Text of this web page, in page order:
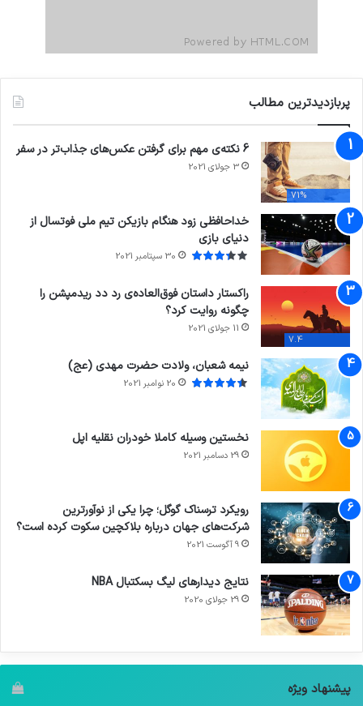
پربازدیدترین مطالب
71%
6 نکته‌ی مهم برای گرفتن عکس‌های جذاب‌تر در سفر
3 جولای 2021
خداحافظی زود هنگام بازیکن تیم ملی فوتسال از
دنیای بازی
30 سپتامبر 2021
7.4
راکستار داستان فوق‌العاده‌ی رد دد ریدمپشن را
چگونه روایت کرد؟
11 جولای 2021
نیمه شعبان، ولادت حضرت مهدی (عج)
20 نوامبر 2021
نخستین وسیله کاملا خودران نقلیه اپل
29 دسامبر 2021
رویکرد ترسناک گوگل؛ چرا یکی از نوآورترین
شرکت‌های جهان درباره بلاکچین سکوت کرده است؟
9 آگوست 2021
نتایج دیدار‌های لیگ بسکتبال NBA
29 جولای 2020
پیشنهاد ویژه